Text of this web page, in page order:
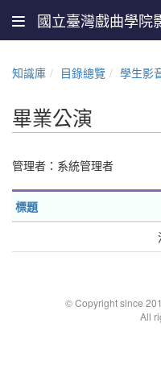
國立臺灣戲曲學院
知識庫 目錄總覽 學生影
畢業公演
管理者：系統管理者
標題
© Copyright since
All